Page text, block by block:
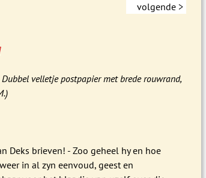
volgende >
velletje postpapier met brede rouwrand,
Deks brieven! - Zoo geheel hy en hoe
in al zyn eenvoud, geest en